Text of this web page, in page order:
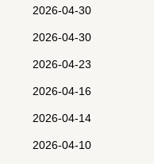
2026-04-30
2026-04-30
2026-04-23
2026-04-16
2026-04-14
2026-04-10